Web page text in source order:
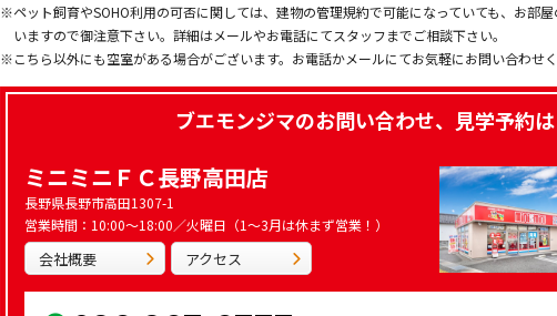
※ペット飼育やSOHO利用の可否に関しては、建物の管理規約で可能になっていても、お部
いますので御注意下さい。詳細はメールやお電話にてスタッフまでご相談下さい。
※こちら以外にも空室がある場合がございます。お電話かメールにてお気軽にお問い合わせく
ブエモンジマのお問い合わせ、見学予約
ミニミニＦＣ長野高田店
長野県長野市高田1307-1
営業時間：10:00～18:00／火曜日（1～3月は休まず営業！）
会社概要 アクセス